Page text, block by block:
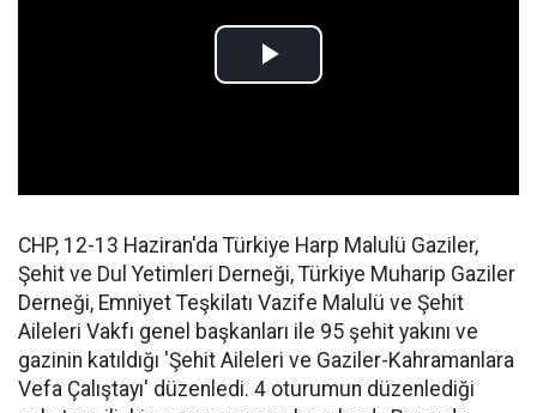
CHP, 12-13 Haziran'da Türkiye Harp Malulü Gaziler,
Şehit ve Dul Yetimleri Derneği, Türkiye Muharip Gaziler
Derneği, Emniyet Teşkilatı Vazife Malulü ve Şehit
Aileleri Vakfı genel başkanları ile 95 şehit yakını ve
gazinin katıldığı 'Şehit Aileleri ve Gaziler-Kahramanlara
Vefa Çalıştayı' düzenledi. 4 oturumun düzenlediği